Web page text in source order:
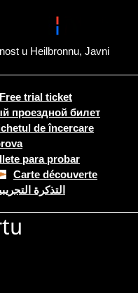
u Heilbronnu, Javni
Free trial ticket
проездной билет
de încercare
para probar
Carte découverte
التذكرة